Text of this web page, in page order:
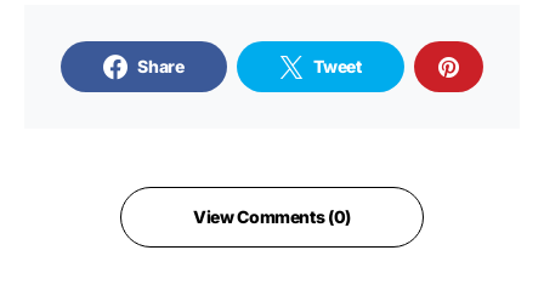
Share Tweet
View Comments (0)